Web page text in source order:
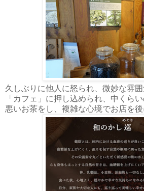
久しぶりに他人に怒られ、微妙な雰
「カフェ」に押し込められ、中くら
悪いお茶をし、複雑な心境でお店を後